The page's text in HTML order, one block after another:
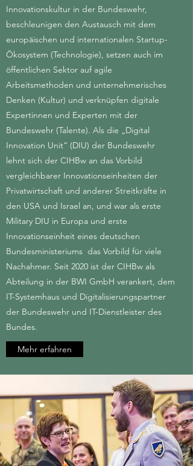
Innovationskultur in der Bundeswehr,
beschleunigen den Austausch mit dem
europäischen und internationalen Startup-
Ökosystem (Technologie), setzen auch im
öffentlichen Sektor auf agile
Arbeitsmethoden und unternehmerisches
Denken (Kultur) und verknüpfen digitale
Expertinnen und Experten mit der
Bundeswehr (Talente). Als die „Digital
Innovation Unit“ (DIU) der Bundeswehr
lehnt sich der CIHBw an das Vorbild
vergleichbarer Innovationseinheiten der
Privatwirtschaft und anderer Streitkräfte in
den USA und Israel an, und war als erste
Military DIU in Europa und erste
Innovationseinheit eines deutschen
Bundesministeriums das Vorbild für viele
Nachahmer. Seit 2020 ist der CIHBw als
Abteilung in der BWI GmbH verankert, dem
IT-Systemhaus und Digitalisierungspartner
der Bundeswehr und IT-Dienstleister des
Bundes.
Mehr erfahren